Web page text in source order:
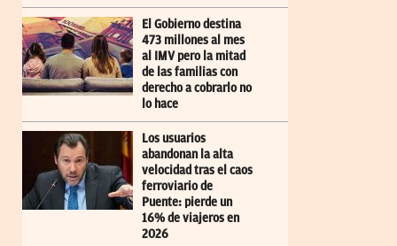
El Gobierno destina
473 millones al mes
al IMV pero la mitad
de las familias con
derecho a cobrarlo no
lo hace
Los usuarios
abandonan la alta
velocidad tras el caos
ferroviario de
Puente: pierde un
16% de viajeros en
2026